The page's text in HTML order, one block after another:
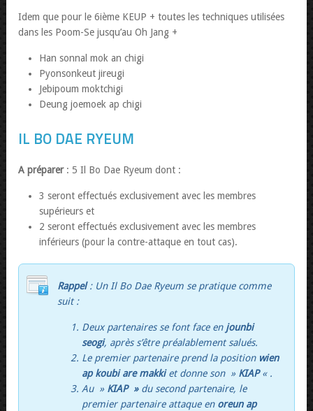
Idem que pour le 6ième KEUP + toutes les techniques utilisées
dans les Poom-Se jusqu’au Oh Jang +
Han sonnal mok an chigi
Pyonsonkeut jireugi
Jebipoum moktchigi
Deung joemoek ap chigi
IL BO DAE RYEUM
A préparer: 5 Il Bo Dae Ryeum dont :
3 seront effectués exclusivement avec les membres
supérieurs et
2 seront effectués exclusivement avec les membres
inférieurs (pour la contre-attaque en tout cas).
Rappel: Un Il Bo Dae Ryeum se pratique comme
suit :
Deux partenaires se font face en jounbi
seogi, après s’être préalablement salués.
Le premier partenaire prend la position wien
ap koubi are makkiet donne son » KIAP« .
Au » KIAP » du second partenaire, le
premier partenaire attaque en oreun ap